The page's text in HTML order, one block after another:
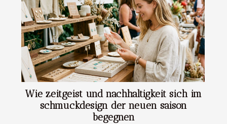
Wie zeitgeist und nachhaltigkeit sich im
schmuckdesign der neuen saison
begegnen